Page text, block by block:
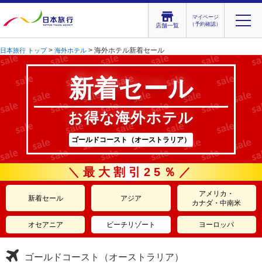
店舗一覧
マイページ
（予約確認）
日本旅行 トップ> 海外ホテル > 海外ホテル新着セール
新着セール
お得な海外ホテル
ゴールドコースト（オーストラリア）
＼最大割引25％／
新着セール アジア
アメリカ・
カナダ・中南米
オセアニア ビーチリゾート ヨーロッパ
ゴールドコースト（オーストラリア）